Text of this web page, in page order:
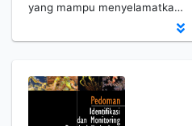
yang mampu menyelamatka…